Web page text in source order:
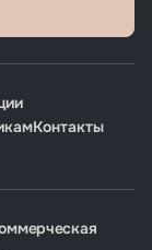
Контакты